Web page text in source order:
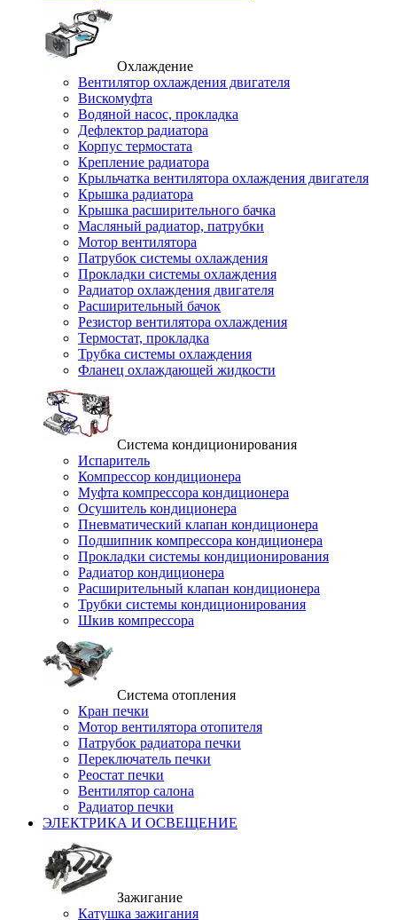
Охлаждение
Вентилятор охлаждения двигателя
Вискомуфта
Водяной насос, прокладка
Дефлектор радиатора
Корпус термостата
Крепление радиатора
Крыльчатка вентилятора охлаждения двигателя
Крышка радиатора
Крышка расширительного бачка
Масляный радиатор, патрубки
Мотор вентилятора
Патрубок системы охлаждения
Прокладки системы охлаждения
Радиатор охлаждения двигателя
Расширительный бачок
Резистор вентилятора охлаждения
Термостат, прокладка
Трубка системы охлаждения
Фланец охлаждающей жидкости
Система кондиционирования
Испаритель
Компрессор кондиционера
Муфта компрессора кондиционера
Осушитель кондиционера
Пневматический клапан кондиционера
Подшипник компрессора кондиционера
Прокладки системы кондиционирования
Радиатор кондиционера
Расширительный клапан кондиционера
Трубки системы кондиционирования
Шкив компрессора
Система отопления
Кран печки
Мотор вентилятора отопителя
Патрубок радиатора печки
Переключатель печки
Реостат печки
Вентилятор салона
Радиатор печки
ЭЛЕКТРИКА И ОСВЕЩЕНИЕ
Зажигание
Катушка зажигания